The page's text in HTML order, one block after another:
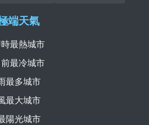
端天氣
時最熱城市
前最冷城市
最多城市
最大城市
陽光城市